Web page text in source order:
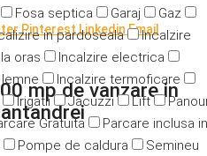
Fosa septica Garaj
Gaz
in pardoseala
Incalzire
oras
Incalzire electrica
Incalzire termoficare
Irigatii Jacuzzi Lift
Gratuita
Parcare inclusa in
Pompe de caldura
Semineu
Pinterest LinkedinEmail
mp de vanzare in